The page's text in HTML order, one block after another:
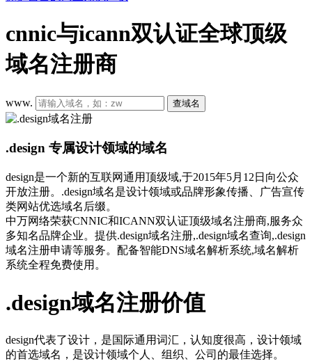
cnnic与icann双认证全球顶级
域名注册商
www. 查域名
.design 专属设计领域的域名
design是一个新的互联网通用顶级域,于2015年5月12日向公众
开放注册。.design域名是设计领域或品牌形象传播、广告宣传
类网站优选域名后缀。
中万网络荣获CNNIC和ICANN双认证顶级域名注册商,服务众
多知名品牌企业。提供.design域名注册,.design域名查询,.design
域名注册申请等服务。配备智能DNS域名解析系统,域名解析
系统全程免费使用。
.design域名注册价值
design代表了设计，是国际通用词汇，认知度很高，设计领域
的首选域名，是设计领域个人、组织、公司的最佳选择。